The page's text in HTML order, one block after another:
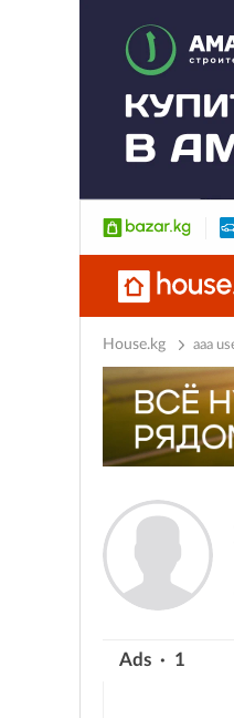
House.kg ааа
Ads · 1